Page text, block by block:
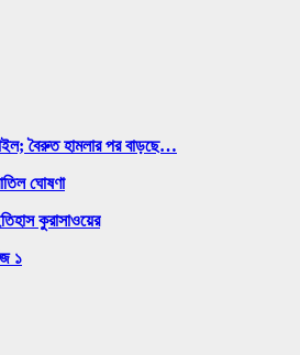
বৈরুত হামলার পর বাড়ছে…
ঘোষণা
কুরাসাওয়ের
১